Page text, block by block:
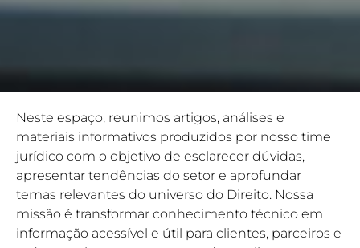
Neste espaço, reunimos artigos, análises e
materiais informativos produzidos por nosso time
jurídico com o objetivo de esclarecer dúvidas,
apresentar tendências do setor e aprofundar
temas relevantes do universo do Direito. Nossa
missão é transformar conhecimento técnico em
informação acessível e útil para clientes, parceiros e